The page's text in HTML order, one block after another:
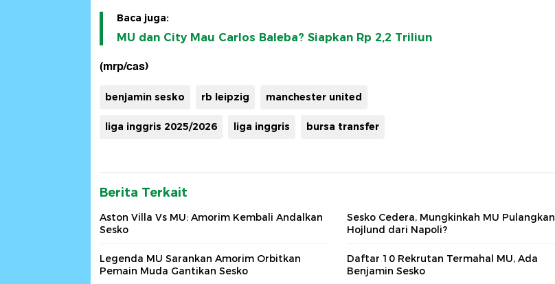
Baca juga:
MU dan City Mau Carlos Baleba? Siapkan Rp 2,2 Triliun
(mrp/cas)
benjamin sesko rb leipzig manchester united
liga inggris 2025/2026 liga inggris bursa transfer
Berita Terkait
Aston Villa Vs MU: Amorim Kembali Andalkan
Sesko
Sesko Cedera, Mungkinkah MU Pulangkan
Hojlund dari Napoli?
Legenda MU Sarankan Amorim Orbitkan
Pemain Muda Gantikan Sesko
Daftar 10 Rekrutan Termahal MU, Ada
Benjamin Sesko